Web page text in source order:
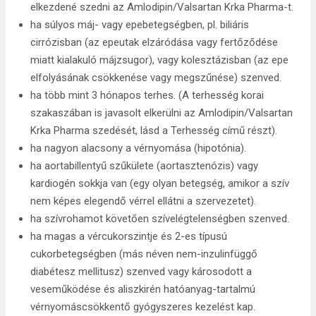
elkezdené szedni az Amlodipin/Valsartan Krka Pharma-t.
ha súlyos máj- vagy epebetegségben, pl. biliáris
cirrózisban (az epeutak elzáródása vagy fertőződése
miatt kialakuló májzsugor), vagy kolesztázisban (az epe
elfolyásának csökkenése vagy megszűnése) szenved.
ha több mint 3 hónapos terhes. (A terhesség korai
szakaszában is javasolt elkerülni az Amlodipin/Valsartan
Krka Pharma szedését, lásd a Terhesség című részt).
ha nagyon alacsony a vérnyomása (hipotónia).
ha aortabillentyű szűkülete (aortasztenózis) vagy
kardiogén sokkja van (egy olyan betegség, amikor a szív
nem képes elegendő vérrel ellátni a szervezetet).
ha szívrohamot követően szívelégtelenségben szenved.
ha magas a vércukorszintje és 2-es típusú
cukorbetegségben (más néven nem-inzulinfüggő
diabétesz mellitusz) szenved vagy károsodott a
veseműködése és aliszkirén hatóanyag-tartalmú
vérnyomáscsökkentő gyógyszeres kezelést kap.